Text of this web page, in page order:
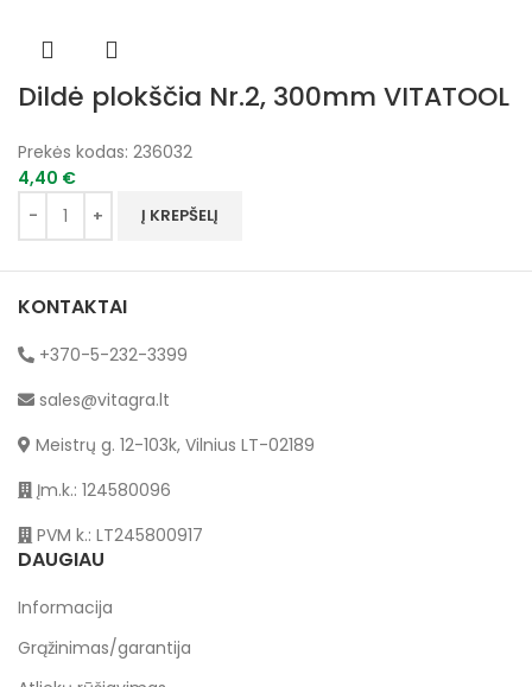
Dildė plokščia Nr.2, 300mm VITATOOL
Prekės kodas: 236032
4,40 €
Į KREPŠELĮ
KONTAKTAI
+370-5-232-3399
sales@vitagra.lt
Meistrų g. 12-103k, Vilnius LT-02189
Įm.k.: 124580096
PVM k.: LT245800917
DAUGIAU
Informacija
Grąžinimas/garantija